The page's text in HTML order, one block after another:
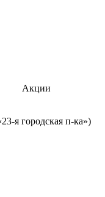
Акции
я городская п-ка»)